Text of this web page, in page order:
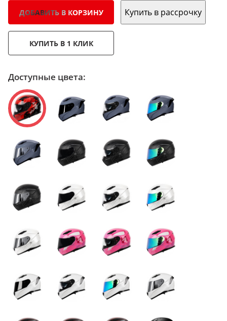
ДОБАВИТЬ В КОРЗИНУ Купить в рассрочку
КУПИТЬ В 1 КЛИК
Доступные цвета: